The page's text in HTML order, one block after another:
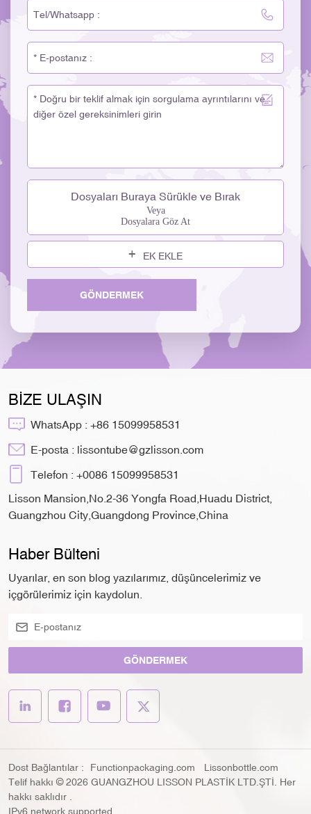
Dosyaları Buraya Sürükle ve Bırak
Veya
Dosyalara Göz At
EK EKLE
GÖNDERMEK
BİZE ULAŞIN
WhatsApp : +86 15099958531
E-posta : lissontube@gzlisson.com
Telefon : +0086 15099958531
Lisson Mansion,No.2-36 Yongfa Road,Huadu District,
Guangzhou City,Guangdong Province,China
Haber Bülteni
Uyarılar, en son blog yazılarımız, düşüncelerimiz ve
içgörülerimiz için kaydolun.
GÖNDERMEK
Dost Bağlantılar : Functionpackaging.com
Lissonbottle.com
Telif hakkı © 2026 GUANGZHOU LISSON PLASTİK LTD.ŞTİ. Her
hakkı saklıdır .
IPv6 network supported.